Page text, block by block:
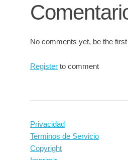
No comments yet, be the
Register to comment
Privacidad
Terminos de Servicio
Copyright